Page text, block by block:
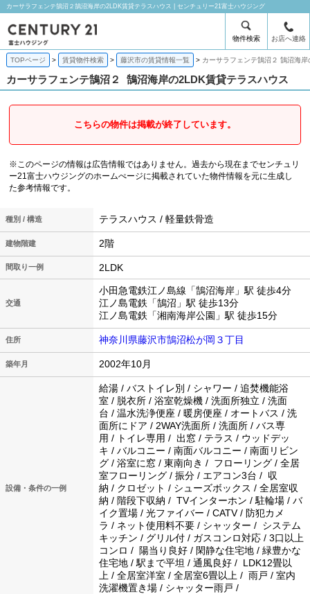
カーサラフェンテ鵠沼２鵠沼海岸の2LDK賃貸テラスハウス | センチュリー21富士ハウジング
物件検索 お店へ連絡
TOPページ 賃貸物件検索 藤沢市の賃貸情報一覧 カーサラフェンテ鵠沼２ 鵠沼海
カーサラフェンテ鵠沼２ 鵠沼海岸の2LDK賃貸テラスハウス
こちらの物件は掲載が終了しています。
※このページの情報は広告情報ではありません。過去から現在までセンチュリ
ー21富士ハウジングのホームぺージに掲載されていた物件情報を元に生成し
た参考情報です。
種別 / 構造 テラスハウス / 軽量鉄骨造
建物階建 2階
間取り一例 2LDK
交通
小田急電鉄江ノ島線「鵠沼海岸」駅 徒歩4分
江ノ島電鉄「鵠沼」駅 徒歩13分
江ノ島電鉄「湘南海岸公園」駅 徒歩15分
住所 神奈川県藤沢市鵠沼松が岡３丁目
築年月 2002年10月
設備・条件の一例
給湯 / バストイレ別 / シャワー / 追焚機能浴
室 / 脱衣所 / 浴室乾燥機 / 洗面所独立 / 洗面
台 / 温水洗浄便座 / 暖房便座 / オートバス / 洗
面所にドア / 2WAY洗面所 / 洗面所 / バス専
用 / トイレ専用 / 出窓 / テラス / ウッドデッ
キ / バルコニー / 南面バルコニー / 南面リビン
グ / 浴室に窓 / 東南向き / フローリング / 全居
室フローリング / 振分 / エアコン3台 / 収
納 / クロゼット / シューズボックス / 全居室収
納 / 階段下収納 / TVインターホン / 駐輪場 / バ
イク置場 / 光ファイバー / CATV / 防犯カメ
ラ / ネット使用料不要 / シャッター / システム
キッチン / グリル付 / ガスコンロ対応 / 3口以上
コンロ / 陽当り良好 / 閑静な住宅地 / 緑豊かな
住宅地 / 駅まで平坦 / 通風良好 / LDK12畳以
上 / 全居室洋室 / 全居室6畳以上 / 雨戸 / 室内
洗濯機置き場 / シャッター雨戸 /